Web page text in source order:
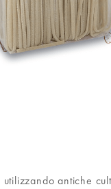
utilizzando antiche